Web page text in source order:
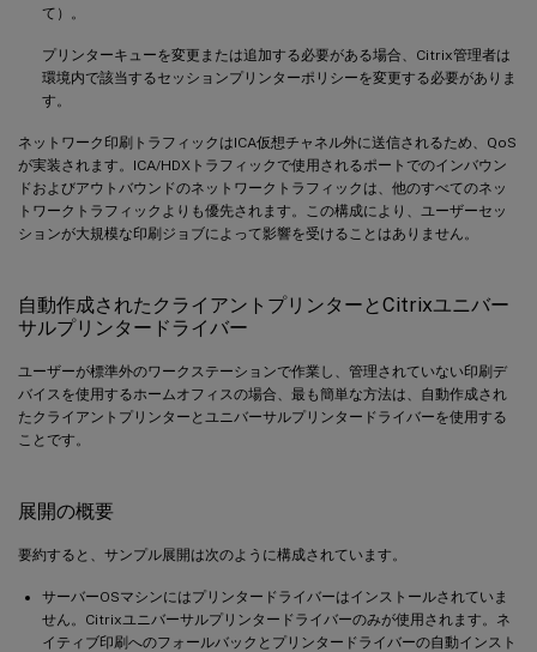
て）。
プリンターキューを変更または追加する必要がある場合、Citrix管理者は
環境内で該当するセッションプリンターポリシーを変更する必要がありま
す。
ネットワーク印刷トラフィックはICA仮想チャネル外に送信されるため、QoS
が実装されます。ICA/HDXトラフィックで使用されるポートでのインバウン
ドおよびアウトバウンドのネットワークトラフィックは、他のすべてのネッ
トワークトラフィックよりも優先されます。この構成により、ユーザーセッ
ションが大規模な印刷ジョブによって影響を受けることはありません。
自動作成されたクライアントプリンターとCitrixユニバー
サルプリンタードライバー
ユーザーが標準外のワークステーションで作業し、管理されていない印刷デ
バイスを使用するホームオフィスの場合、最も簡単な方法は、自動作成され
たクライアントプリンターとユニバーサルプリンタードライバーを使用する
ことです。
展開の概要
要約すると、サンプル展開は次のように構成されています。
サーバーOSマシンにはプリンタードライバーはインストールされていま
せん。Citrixユニバーサルプリンタードライバーのみが使用されます。ネ
イティブ印刷へのフォールバックとプリンタードライバーの自動インスト